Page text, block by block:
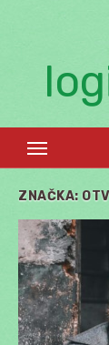
ZNAČKA: